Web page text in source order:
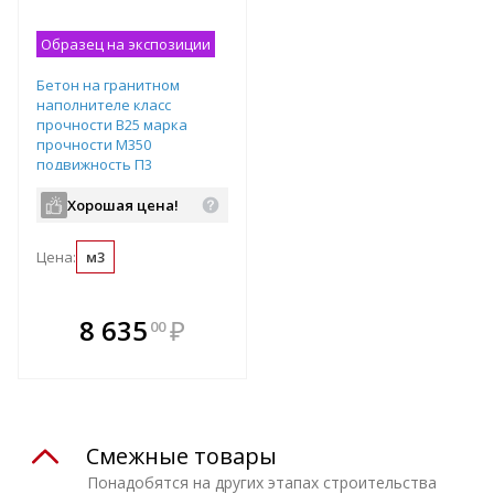
Образец на экспозиции
Бетон на гранитном
наполнителе класс
прочности B25 марка
прочности М350
подвижность П3
Хорошая цена!
Цена: м3
8 635 00 ₽
Понадобятся на других этапах строительства
Смежные товары